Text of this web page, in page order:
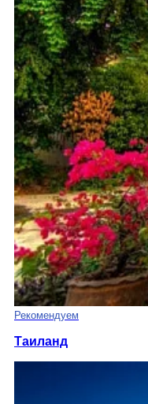
Рекомендуем
Таиланд